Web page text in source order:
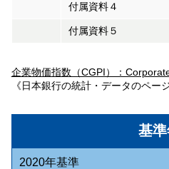
基
2020年基準
付属資料４
付属資料５
企業物価指数（CGPI）：
《日本銀行の統計・データのページ